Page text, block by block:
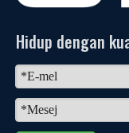
Hidup dengan